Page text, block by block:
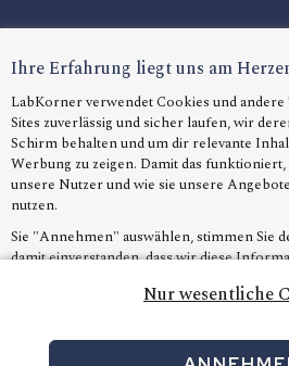
SPRACHE
Ihre Erfahrung liegt uns am
LabKorner verwendet Cookies und
Sites zuverlässig und sicher laufen, wir
Schirm behalten und um dir relevante
Werbung zu zeigen. Damit das
unsere Nutzer und wie sie unsere
nutzen.
Sie "Annehmen" auswählen, stimmen Sie
damit einverstanden, dass wir diese
Ads. Für den Fall, dass Sie dies ablehnen,
personalisierten Inhalte erhalten
Nur wesentliche